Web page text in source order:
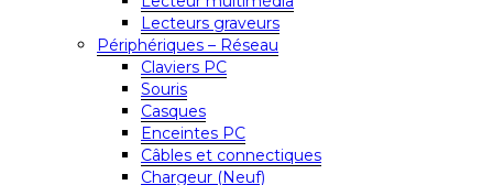
Lecteurs graveurs
Périphériques – Réseau
Claviers PC
Souris
Casques
Enceintes PC
Câbles et connectiques
Chargeur (Neuf)